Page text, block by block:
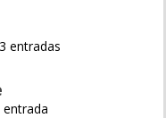
entradas
entrada